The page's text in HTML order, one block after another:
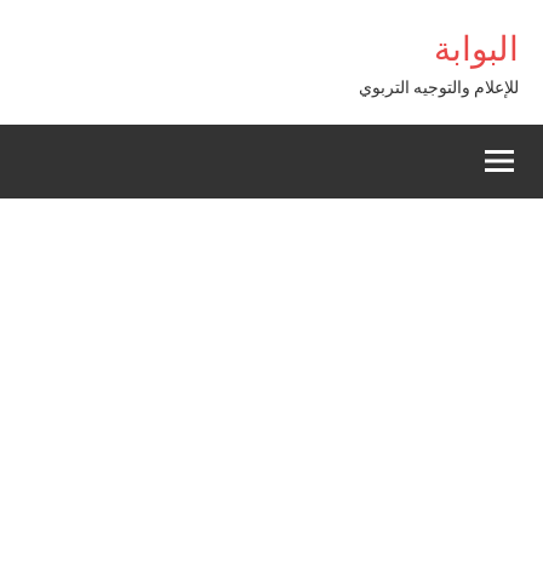
contenu
البوابة
للإعلام والتوجيه التربوي